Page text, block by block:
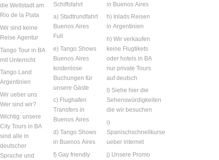
die Weltstadt am
Rio de la Plata
Wir sind keine
Reise Agentur
Tango Tour in BA
mit Unterricht
Tango Land
Argentinien
Wir ueber uns
Wer sind wir?
Wichtig: unsere
City Tours in BA
sind alle in
deutscher
Sprache und
Schiffsfahrt
a) Stadtrundfahrt
Buenos Aires
Full
e) Tango Shows
Buenos Aires
kostenlose
Buchungen für
unsere Gäste
c) Flughafen
Transfers in
Buenos Aires
d) Tango Shows
in Buenos Aires
f) Gay friendly
in Buenos Aires
h) Inlads Reisen
in Argentinien
h) Wir verkaufen
keine Flugtikets
oder hotels in BA
nur private Tours
auf deutsch
I) Siehe hier die
Sehenswürdigkeiten
die wir besuchen
i)
Spanischschnellkurse
ueber internet
j) Unsere Promo